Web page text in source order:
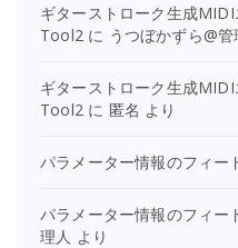
ギターストローク生成
Tool2 に うつぼかずら@管
ギターストローク生成
Tool2 に 匿名 より
パラメーター情報のフィー
パラメーター情報のフィー
理人 より